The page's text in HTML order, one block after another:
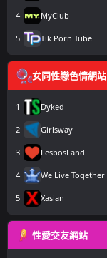
4 MyClub
5 Tik Porn Tube
女同性戀色情網站
1 Dyked
2 Girlsway
3 LesbosLand
4 We Live Together
5 Xasian
性愛交友網站